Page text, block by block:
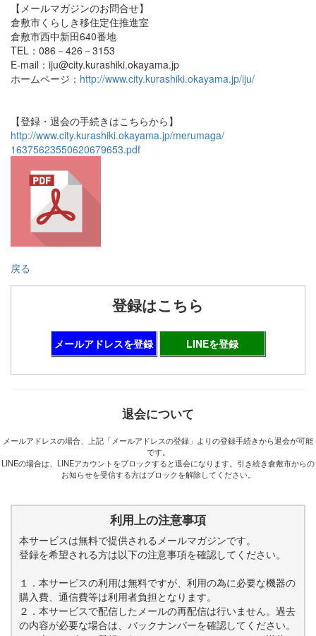
【メールマガジンのお問合せ】
倉敷市くらしき移住定住推進室
倉敷市西中新田640番地
TEL：086－426－3153
E-mail：iju@city.kurashiki.okayama.jp
ホームページ： http://www.city.kurashiki.okayama.jp/iju/
【登録・退会の手続きはこちらから】
http://www.city.kurashiki.okayama.jp/merumaga/
16375623550620679653.pdf
戻る
登録はこちら
メールアドレスを登録 LINEを登録
退会について
メールアドレスの場合、上記「メールアドレスの登録」よりの登録手続きから退会が可能
です。
LINEの場合は、LINEアカウントをブロックすると退会になります。引き続き倉敷市からの
お知らせを受信する方はブロックを解除してください。
利用上の注意事項
本サービスは無料で提供されるメールマガジンです。
登録を希望される方は以下の注意事項を確認してください。
１．本サービスの利用は無料ですが、利用の為に必要な機器の
購入費、通信費等は利用者負担となります。
２．本サービスで配信したメールの再配信は行いません。過去
の内容が必要な場合は、バックナンバーを確認してください。